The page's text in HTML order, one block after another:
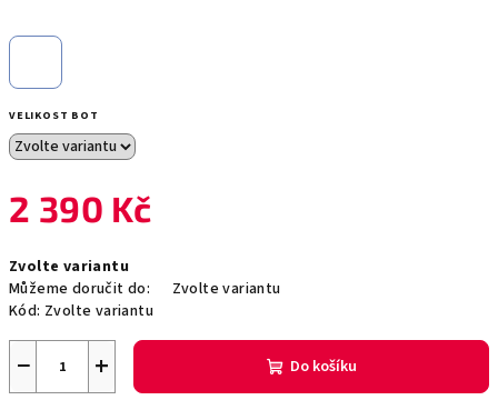
VELIKOST BOT
2 390 Kč
cena:
Zvolte variantu
Můžeme doručit do:
Zvolte variantu
Kód: Zvolte variantu
+
− Do košíku